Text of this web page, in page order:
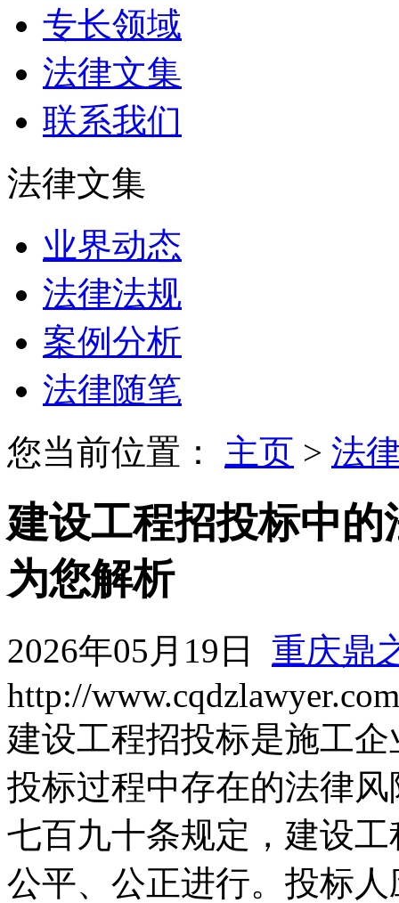
专长领域
法律文集
联系我们
法律文集
业界动态
法律法规
案例分析
法律随笔
您当前位置： 主页 > 法
建设工程招投标中
为您解析
2026年05月19日 重庆鼎
http://www.cqdzlawyer.com
建设工程招投标是施工
投标过程中存在的法律
七百九十条规定，建设
公平、公正进行。投标